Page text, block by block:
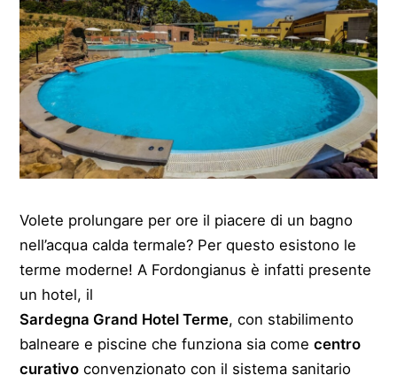
Volete prolungare per ore il piacere di un bagno
nell’acqua calda termale? Per questo esistono le
terme moderne! A Fordongianus è infatti presente
un hotel, il
Sardegna Grand Hotel Terme, con stabilimento
balneare e piscine che funziona sia comecentro
curativo convenzionato con il sistema sanitario